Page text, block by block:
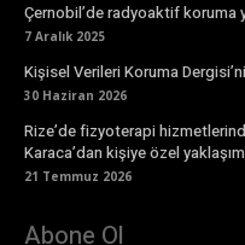
Çernobil’de radyoaktif koruma
7 Aralık 2025
Kişisel Verileri Koruma
30 Haziran 2026
Rize’de fizyoterapi
Karaca’dan kişiye özel yaklaşım
21 Temmuz 2026
Abone Ol